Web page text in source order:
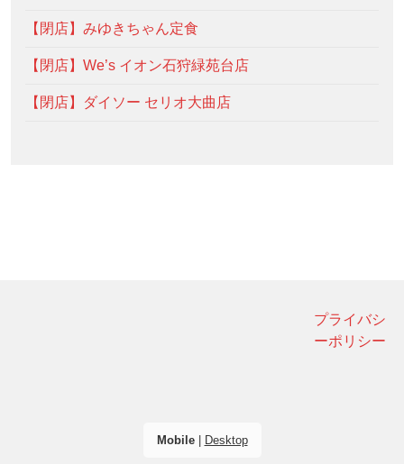
【閉店】みゆきちゃん定食
【閉店】We’s イオン石狩緑苑台店
【閉店】ダイソー セリオ大曲店
プライバシ
ーポリシー
Mobile| Desktop